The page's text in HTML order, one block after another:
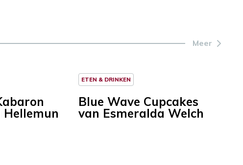
Meer
ETEN & DRINKEN
Blue Wave Cupcakes
van Esmeralda Welch